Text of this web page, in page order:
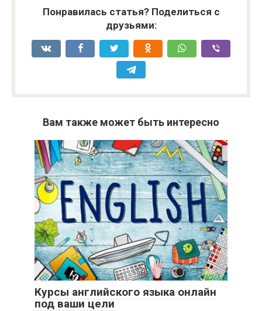
Понравилась статья? Поделиться с
друзьями:
Вам также может быть интересно
Курсы английского языка онлайн
под ваши цели